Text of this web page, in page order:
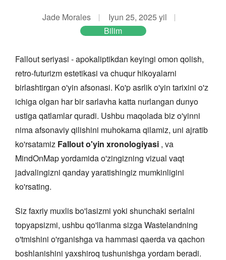
Jade Morales
Iyun 25, 2025 yil
Bilim
Fallout seriyasi - apokaliptikdan keyingi omon qolish,
retro-futurizm estetikasi va chuqur hikoyalarni
birlashtirgan o'yin afsonasi. Ko'p asrlik o'yin tarixini o'z
ichiga olgan har bir sarlavha katta nurlangan dunyo
ustiga qatlamlar quradi. Ushbu maqolada biz o'yinni
nima afsonaviy qilishini muhokama qilamiz, uni ajratib
ko'rsatamiz Fallout o'yin xronologiyasi , va
MindOnMap yordamida o'zingizning vizual vaqt
jadvalingizni qanday yaratishingiz mumkinligini
ko'rsating.
Siz faxriy muxlis bo'lasizmi yoki shunchaki serialni
topyapsizmi, ushbu qo'llanma sizga Wastelandning
o'tmishini o'rganishga va hammasi qaerda va qachon
boshlanishini yaxshiroq tushunishga yordam beradi.